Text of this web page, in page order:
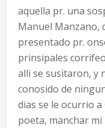
aquella pr. una
Manuel Manzano,
presentado pr.
prinsipales
alli se susitaron, y
conosido de
dias se le ocurrio
poeta, manchar